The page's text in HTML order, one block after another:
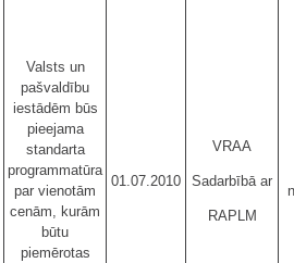
Valsts un
pašvaldību
iestādēm būs
pieejama
standarta
programmatūra
par vienotām
cenām, kurām
būtu
piemērotas
01.07.2010
VRAA
Sadarbībā ar
RAPLM